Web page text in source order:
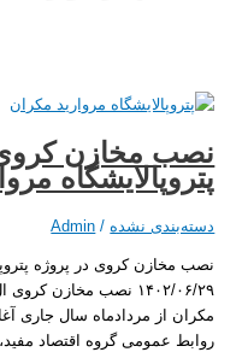
مخازن کروی در
مروارید
نشده/
Admin
کروی در پروژه پتروپالایشگاه
۱۴۰۲/۰۶/۲۹ نصب مخازن کروی ال پی جی
از مردادماه سال جاری آغاز شده و